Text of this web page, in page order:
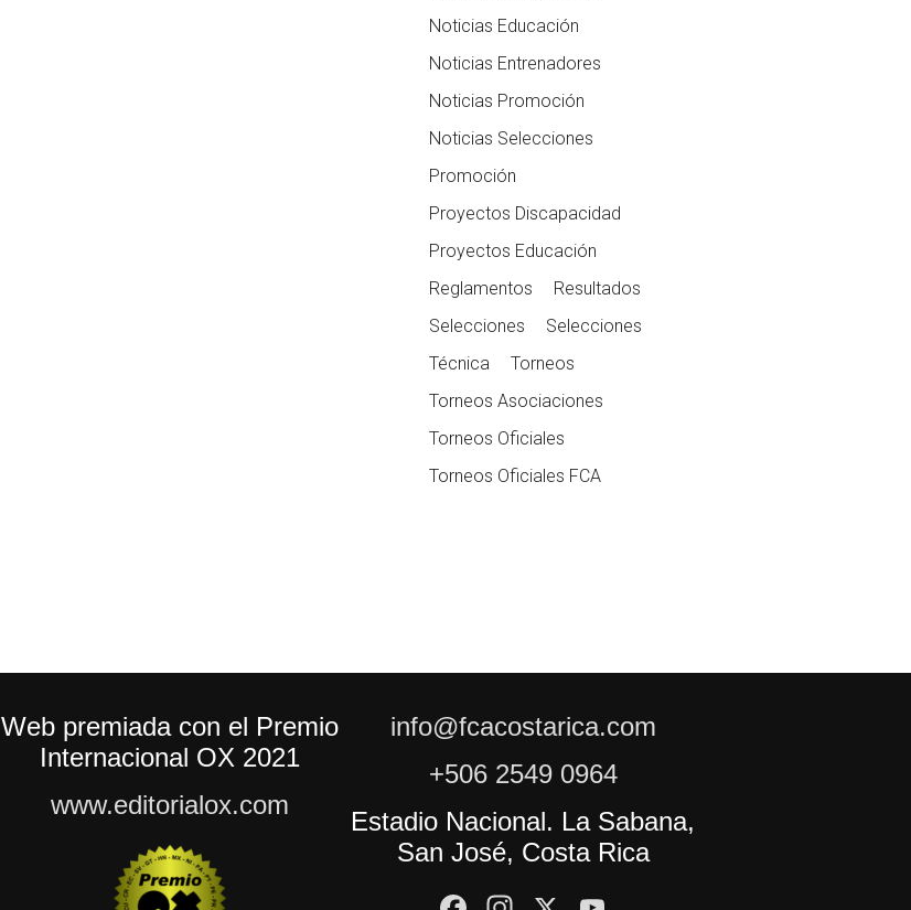
Noticias Educación
Noticias Entrenadores
Noticias Promoción
Noticias Selecciones
Promoción
Proyectos Discapacidad
Proyectos Educación
Reglamentos
Resultados
Selecciones
Selecciones
Técnica
Torneos
Torneos Asociaciones
Torneos Oficiales
Torneos Oficiales FCA
Web premiada con el Premio
Internacional OX 2021
www.editorialox.com
info@fcacostarica.com
+506 2549 0964
Estadio Nacional. La Sabana,
San José, Costa Rica